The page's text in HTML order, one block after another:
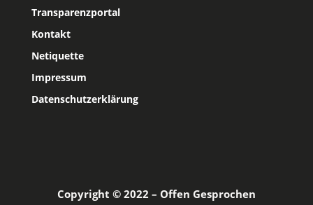
Transparenzportal
Kontakt
Netiquette
Impressum
Datenschutzerklärung
Copyright © 2022 – Offen Gesprochen